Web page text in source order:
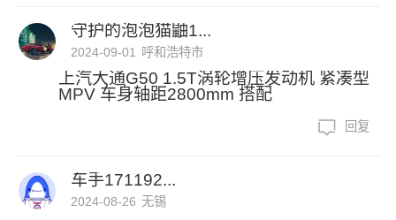
守护的泡泡猫鼬1...
2024-09-01 呼和浩特市
上汽大通G50 1.5T涡轮增压发动机 紧凑型
MPV 车身轴距2800mm 搭配
回复
车手171192...
2024-08-26 无锡